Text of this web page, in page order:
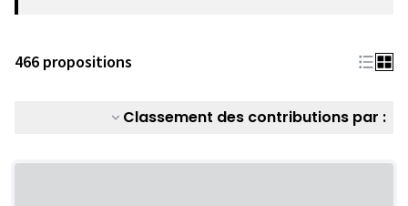
466 propositions
Classement des contributions par :